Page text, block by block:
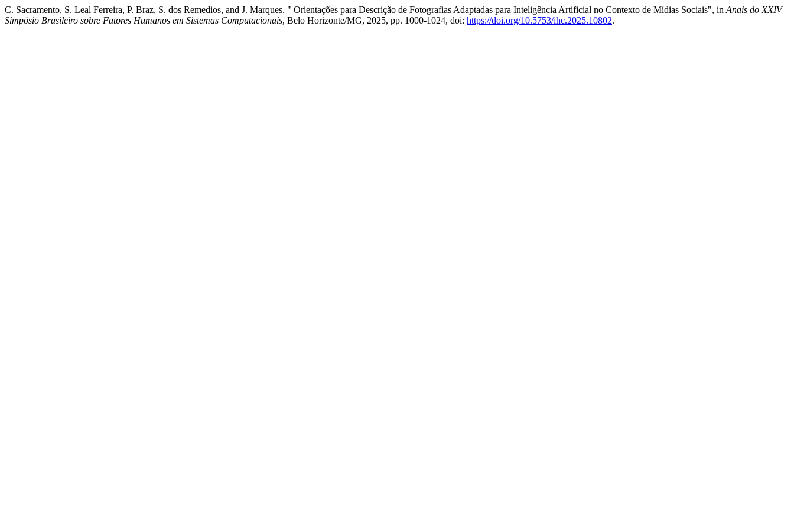
C. Sacramento, S. Leal Ferreira, P. Braz, S. dos Remedios, and J. Marques. " Orientações para Descrição de Fotografias Adaptadas para Inteligência Artificial no Contexto de Mídias Sociais", in Anais do XXIV
Simpósio Brasileiro sobre Fatores Humanos em Sistemas Computacionais, Belo Horizonte/MG, 2025, pp. 1000-1024, doi: https://doi.org/10.5753/ihc.2025.10802.